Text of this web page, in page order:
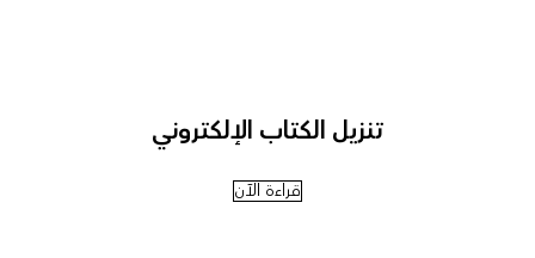
تنزيل الكتاب الإلكتروني
قراءة الآن